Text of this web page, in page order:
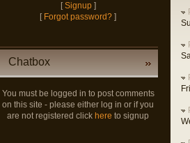
[Signup]
[ Forgot password? ]
Chatbox
You must be logged in to post comments
on this site - please either log in or if you
are not registered click here to signup